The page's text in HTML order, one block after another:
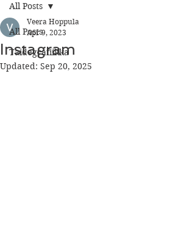
All Posts
Taidegrafiikka
All Posts
Instagram
Veera Hoppula
Apr 9, 2023
Updated: Sep 20, 2025